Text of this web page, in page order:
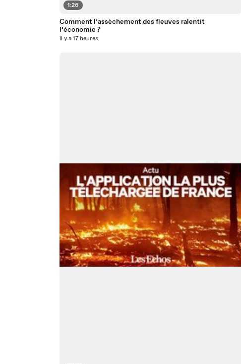
1:26
Comment l’assèchement des fleuves ralentit
l’économie ?
il y a 17 heures